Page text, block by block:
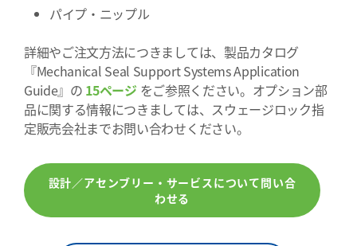
パイプ・ニップル
詳細やご注文方法につきましては、製品カタログ
『Mechanical Seal Support Systems Application
Guide』の 15ページをご参照ください。オプション部
品に関する情報につきましては、スウェージロック指
定販売会社までお問い合わせください。
設計／アセンブリー・サービスについて問い合
わせる